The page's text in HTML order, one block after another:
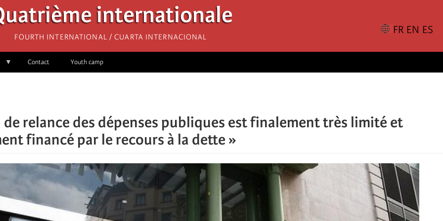
internationale
Fourth International / Cuarta Internacional
Contact Youth camp
de relance des dépenses publiques est finalement très limité et
financé par le recours à la dette »